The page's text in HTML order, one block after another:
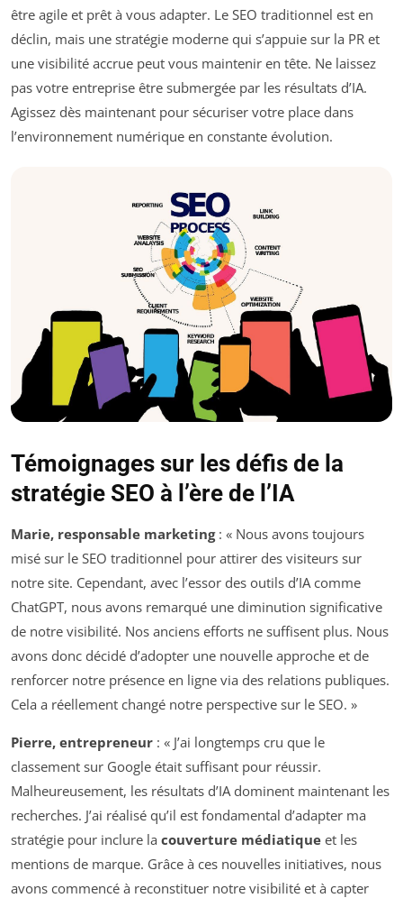
être agile et prêt à vous adapter. Le SEO traditionnel est en
déclin, mais une stratégie moderne qui s’appuie sur la PR et
une visibilité accrue peut vous maintenir en tête. Ne laissez
pas votre entreprise être submergée par les résultats d’IA.
Agissez dès maintenant pour sécuriser votre place dans
l’environnement numérique en constante évolution.
Témoignages sur les défis de la
stratégie SEO à l’ère de l’IA
Marie, responsable marketing: « Nous avons toujours
misé sur le SEO traditionnel pour attirer des visiteurs sur
notre site. Cependant, avec l’essor des outils d’IA comme
ChatGPT, nous avons remarqué une diminution significative
de notre visibilité. Nos anciens efforts ne suffisent plus. Nous
avons donc décidé d’adopter une nouvelle approche et de
renforcer notre présence en ligne via des relations publiques.
Cela a réellement changé notre perspective sur le SEO. »
Pierre, entrepreneur : « J’ai longtemps cru que le
classement sur Google était suffisant pour réussir.
Malheureusement, les résultats d’IA dominent maintenant les
recherches. J’ai réalisé qu’il est fondamental d’adapter ma
stratégie pour inclure la couverture médiatique et les
mentions de marque. Grâce à ces nouvelles initiatives, nous
avons commencé à reconstituer notre visibilité et à capter